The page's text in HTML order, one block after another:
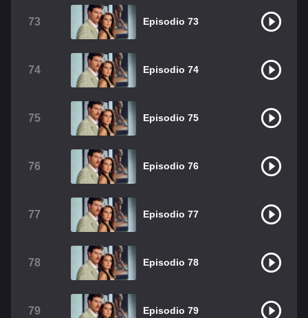
73 Episodio 73
74 Episodio 74
75 Episodio 75
76 Episodio 76
77 Episodio 77
78 Episodio 78
79 Episodio 79